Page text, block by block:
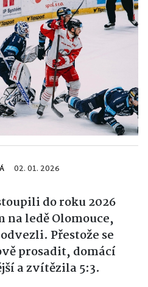
02. 01. 2026
do roku 2026
ledě Olomouce,
Přestože se
prosadit, domácí
a zvítězila 5:3.